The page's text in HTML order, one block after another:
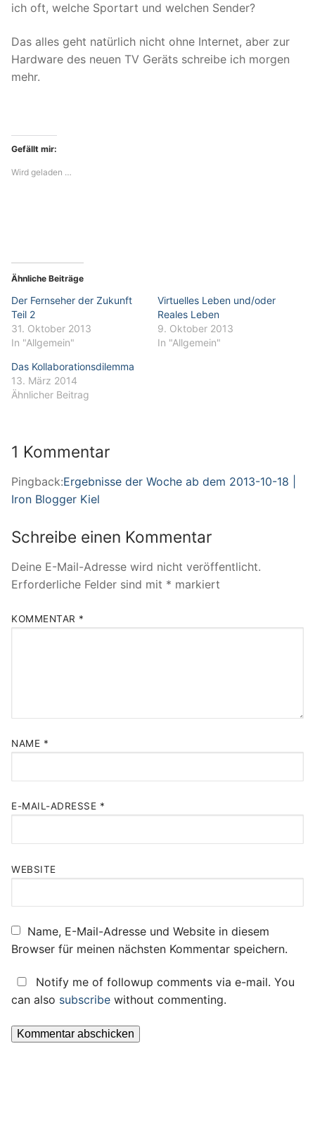
ich oft, welche Sportart und welchen Sender?
Das alles geht natürlich nicht ohne Internet, aber zur
Hardware des neuen TV Geräts schreibe ich morgen
mehr.
Gefällt mir:
Wird geladen …
Ähnliche Beiträge
Der Fernseher der Zukunft
Teil 2
31. Oktober 2013
In "Allgemein"
Virtuelles Leben und/oder
Reales Leben
9. Oktober 2013
In "Allgemein"
Das Kollaborationsdilemma
13. März 2014
Ähnlicher Beitrag
1 Kommentar
Pingback:Ergebnisse der Woche ab dem 2013-10-18 |
Iron Blogger Kiel
Schreibe einen Kommentar
Deine E-Mail-Adresse wird nicht veröffentlicht.
Erforderliche Felder sind mit * markiert
KOMMENTAR *
NAME *
E-MAIL-ADRESSE *
WEBSITE
Name, E-Mail-Adresse und Website in diesem
Browser für meinen nächsten Kommentar speichern.
Notify me of followup comments via e-mail. You
can also subscribe without commenting.